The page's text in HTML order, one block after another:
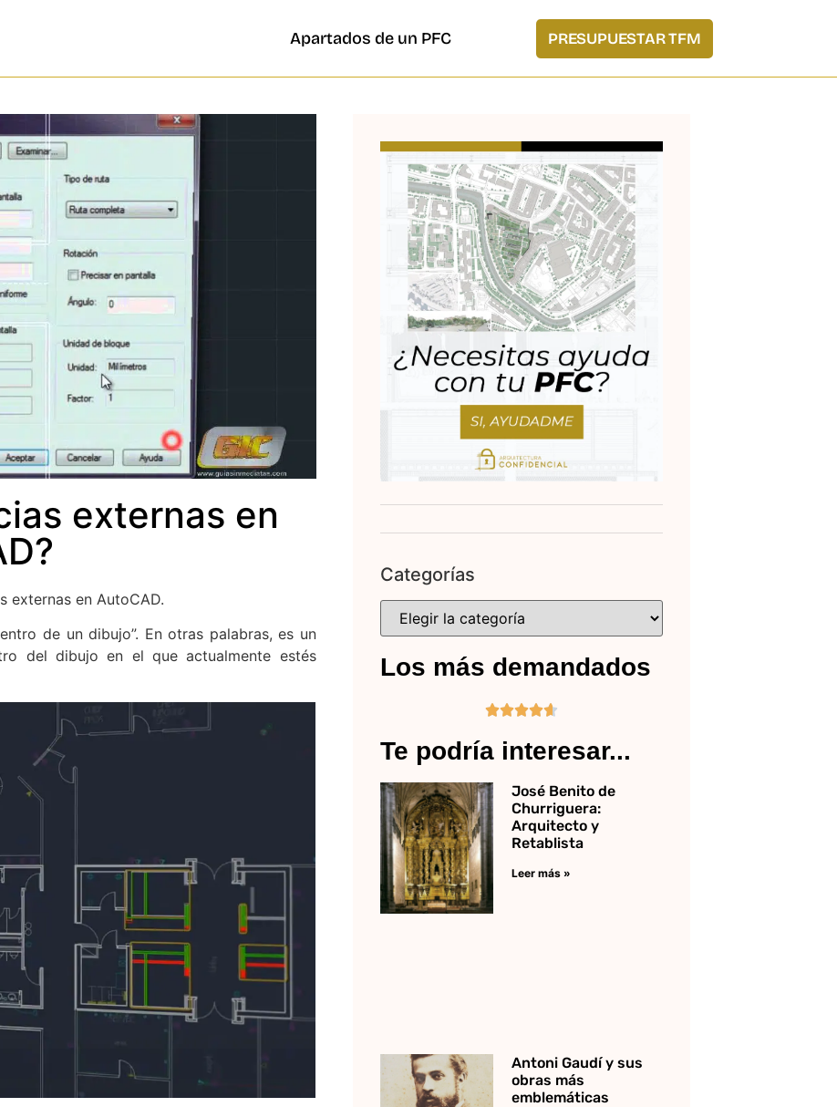
Apartados de un PFC PRESUPUESTAR TFM
externas en
externas en AutoCAD.
de un dibujo”. En otras palabras, es un
del dibujo en el que actualmente estés
Categorías
Los más demandados

Te podría interesar...
José Benito de
Churriguera:
Arquitecto y
Retablista
Leer más »
Antoni Gaudí y sus
obras más
emblemáticas